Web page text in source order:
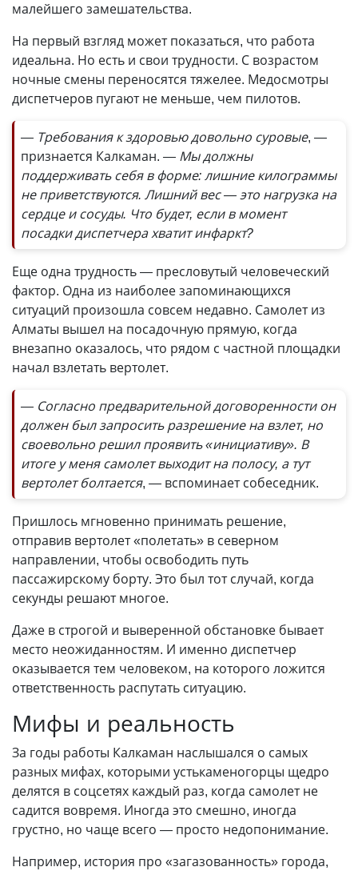
малейшего замешательства.
На первый взгляд может показаться, что работа
идеальна. Но есть и свои трудности. С возрастом
ночные смены переносятся тяжелее. Медосмотры
диспетчеров пугают не меньше, чем пилотов.
— Требования к здоровью довольно суровые, —
признается Калкаман. — Мы должны
поддерживать себя в форме: лишние килограммы
не приветствуются. Лишний вес — это нагрузка на
сердце и сосуды. Что будет, если в момент
посадки диспетчера хватит инфаркт?
Еще одна трудность — пресловутый человеческий
фактор. Одна из наиболее запоминающихся
ситуаций произошла совсем недавно. Самолет из
Алматы вышел на посадочную прямую, когда
внезапно оказалось, что рядом с частной площадки
начал взлетать вертолет.
— Согласно предварительной договоренности он
должен был запросить разрешение на взлет, но
своевольно решил проявить «инициативу». В
итоге у меня самолет выходит на полосу, а тут
вертолет болтается, — вспоминает собеседник.
Пришлось мгновенно принимать решение,
отправив вертолет «полетать» в северном
направлении, чтобы освободить путь
пассажирскому борту. Это был тот случай, когда
секунды решают многое.
Даже в строгой и выверенной обстановке бывает
место неожиданностям. И именно диспетчер
оказывается тем человеком, на которого ложится
ответственность распутать ситуацию.
Мифы и реальность
За годы работы Калкаман наслышался о самых
разных мифах, которыми устькаменогорцы щедро
делятся в соцсетях каждый раз, когда самолет не
садится вовремя. Иногда это смешно, иногда
грустно, но чаще всего — просто недопонимание.
Например, история про «загазованность» города,